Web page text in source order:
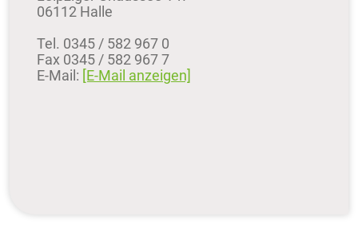
06112 Halle
Tel. 0345 / 582 967 0
Fax 0345 / 582 967 7
E-Mail: [E-Mail anzeigen]